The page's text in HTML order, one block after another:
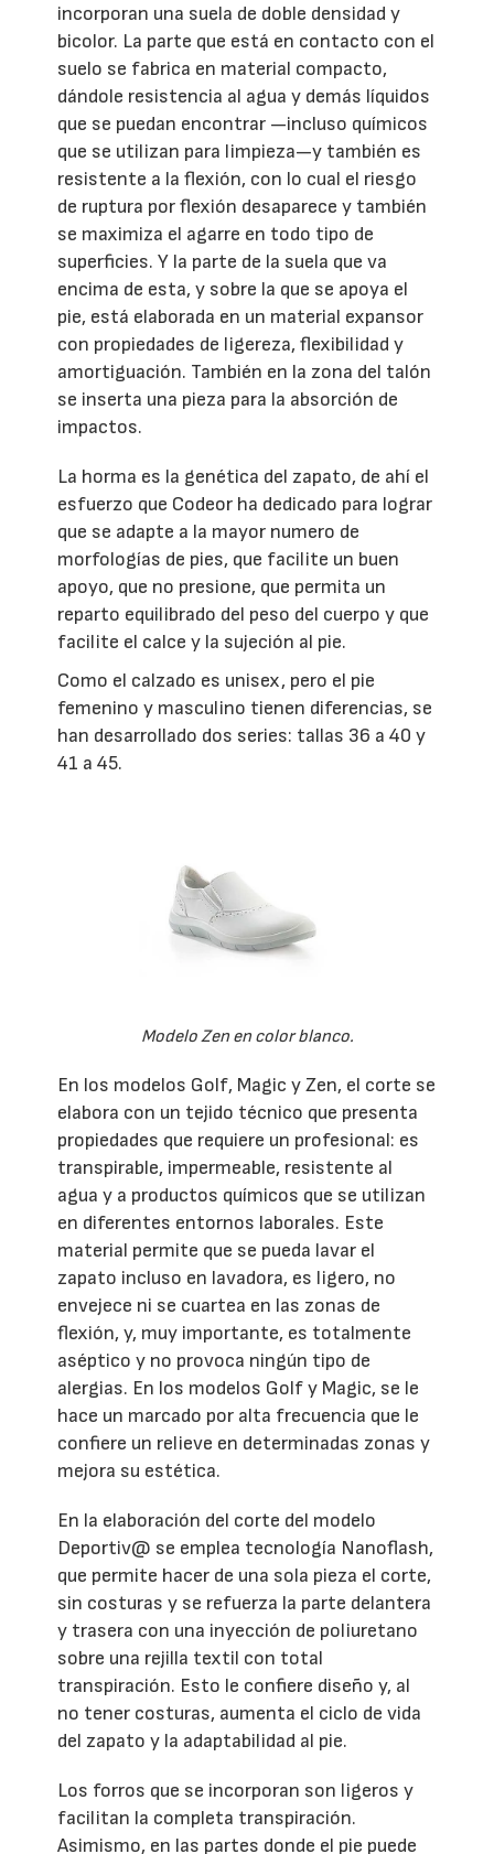
incorporan una suela de doble densidad y
bicolor. La parte que está en contacto con el
suelo se fabrica en material compacto,
dándole resistencia al agua y demás líquidos
que se puedan encontrar —incluso químicos
que se utilizan para limpieza—y también es
resistente a la flexión, con lo cual el riesgo
de ruptura por flexión desaparece y también
se maximiza el agarre en todo tipo de
superficies. Y la parte de la suela que va
encima de esta, y sobre la que se apoya el
pie, está elaborada en un material expansor
con propiedades de ligereza, flexibilidad y
amortiguación. También en la zona del talón
se inserta una pieza para la absorción de
impactos.
La horma es la genética del zapato, de ahí el
esfuerzo que Codeor ha dedicado para lograr
que se adapte a la mayor numero de
morfologías de pies, que facilite un buen
apoyo, que no presione, que permita un
reparto equilibrado del peso del cuerpo y que
facilite el calce y la sujeción al pie.
Como el calzado es unisex, pero el pie
femenino y masculino tienen diferencias, se
han desarrollado dos series: tallas 36 a 40 y
41 a 45.
Modelo Zen en color blanco.
En los modelos Golf, Magic y Zen, el corte se
elabora con un tejido técnico que presenta
propiedades que requiere un profesional: es
transpirable, impermeable, resistente al
agua y a productos químicos que se utilizan
en diferentes entornos laborales. Este
material permite que se pueda lavar el
zapato incluso en lavadora, es ligero, no
envejece ni se cuartea en las zonas de
flexión, y, muy importante, es totalmente
aséptico y no provoca ningún tipo de
alergias. En los modelos Golf y Magic, se le
hace un marcado por alta frecuencia que le
confiere un relieve en determinadas zonas y
mejora su estética.
En la elaboración del corte del modelo
Deportiv@ se emplea tecnología Nanoflash,
que permite hacer de una sola pieza el corte,
sin costuras y se refuerza la parte delantera
y trasera con una inyección de poliuretano
sobre una rejilla textil con total
transpiración. Esto le confiere diseño y, al
no tener costuras, aumenta el ciclo de vida
del zapato y la adaptabilidad al pie.
Los forros que se incorporan son ligeros y
facilitan la completa transpiración.
Asimismo, en las partes donde el pie puede